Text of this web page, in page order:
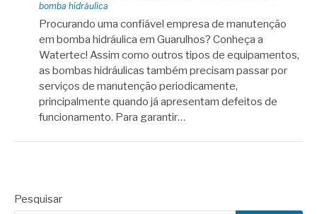
bomba hidráulica
Procurando uma confiável empresa de manutenção
em bomba hidráulica em Guarulhos? Conheça a
Watertec! Assim como outros tipos de equipamentos,
as bombas hidráulicas também precisam passar por
serviços de manutenção periodicamente,
principalmente quando já apresentam defeitos de
funcionamento. Para garantir…
Pesquisar